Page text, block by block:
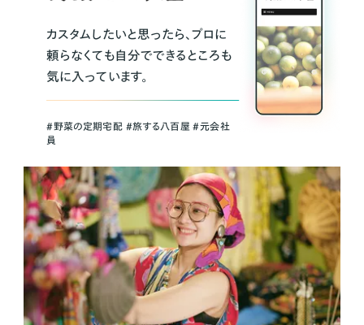
カスタムしたいと思ったら、プロに
頼らなくても自分でできるところも
気に入っています。
＃野菜の定期宅配 ＃旅する八百屋 ＃元会社
員